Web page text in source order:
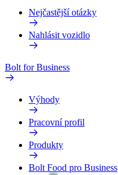
Nejčastější otázky
Nahlásit vozidlo
Bolt for Business
Výhody
Pracovní profil
Produkty
Bolt Food pro Business